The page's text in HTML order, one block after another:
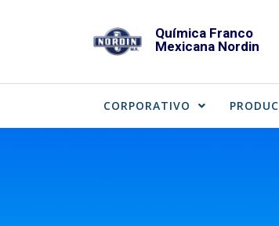
Química Franco
Mexicana Nordin
CORPORATIVO